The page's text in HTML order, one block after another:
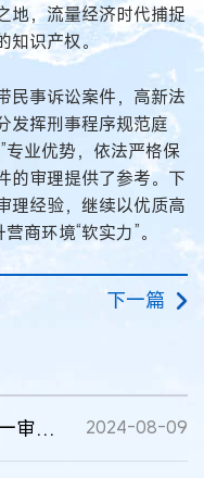
地，流量经济时代捕捉
知识产权。
民事诉讼案件，高新法
发挥刑事程序规范庭
专业优势，依法严格保
的审理提供了参考。下
理经验，继续以优质高
商环境“软实力”。
下一篇
知识产权环球资讯丨谷歌一审被判垄断；哈佛大学起诉三星专利侵权；非法获取《王者荣耀》皮肤刑附民案；英伟达被美国司法部反垄断调查 2024-08-09